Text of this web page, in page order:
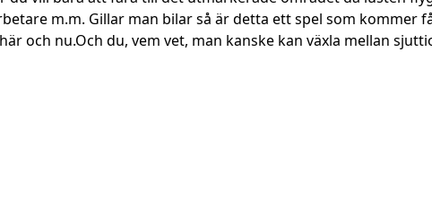
m.m. Gillar man bilar så är detta ett spel som
och nu.Och du, vem vet, man kanske kan växla mellan